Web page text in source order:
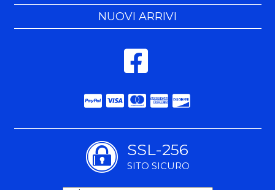
NUOVI ARRIVI
SSL-256
SITO SICURO